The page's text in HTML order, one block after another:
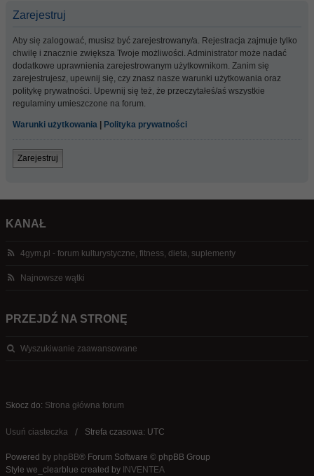
Zarejestruj
Aby się zalogować, musisz być zarejestrowany/a. Rejestracja zajmuje tylko
chwilę i znacznie zwiększa Twoje możliwości. Administrator może nadać
dodatkowe uprawnienia zarejestrowanym użytkownikom. Zanim się
zarejestrujesz, upewnij się, czy znasz nasze warunki użytkowania oraz
politykę prywatności. Upewnij się też, że przeczytałeś/aś wszystkie
regulaminy umieszczone na forum.
Warunki użytkowania Polityka prywatności
Zarejestruj
KANAŁ
4gym.pl - forum kulturystyczne, fitness, dieta, suplementy
Najnowsze wątki
PRZEJDŹ NA STRONĘ
Wyszukiwanie zaawansowane
Skocz do: Strona główna forum
Usuń ciasteczka Strefa czasowa: UTC
Powered by phpBB® Forum Software © phpBB Group
Style we_clearblue created by INVENTEA